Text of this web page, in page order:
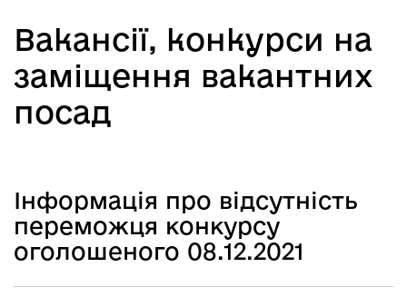
Вакансії, конкурси на
заміщення вакантних
посад
Зміст статті
Інформація про відсутність
переможця конкурсу
оголошеного 08.12.2021